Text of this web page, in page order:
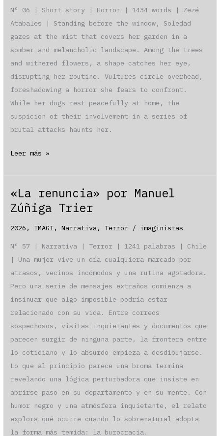
Nº 06 | Short story | Horror | 1434 words | Zezé
Atabales | Standing before the window, Soledad
gazes at the mist that covers her garden in a
somber and melancholic landscape. Among the trees
and withered flowers, a shape catches her eye,
disrupting her routine. Vultures circle overhead,
foreshadowing a horror she fears to confront.
While her dogs rest peacefully at home, the
suspicion of their involvement in a series of
brutal attacks haunts her.
«The
Zezé
Atabales
Leer más »
«La renuncia» por Manuel
Zúñiga Trier
2026 , IMAGI,Narrativa,Terror / imaginistas
Nº 57 | Narrativa | Terror | 1241 palabras | Chile
| Una mujer vive un día cualquiera marcado por
atrasos, vecinos incómodos y una rutina agotadora.
Pero una serie de mensajes extraños comienza a
insinuar que algo imposible podría estar
relacionado con su vida. Entre correos
sospechosos, visitas inquietantes y documentos que
parecen surgir de ninguna parte, la frontera entre
lo cotidiano y lo absurdo empieza a desdibujarse.
Lo que al principio parece una broma termina
revelando una lógica perturbadora que insiste en
abrirse paso en su departamento y en su mente. Con
humor negro y una atmósfera inquietante, el relato
explora qué ocurre cuando lo sobrenatural adopta
la forma más temida: la burocracia.